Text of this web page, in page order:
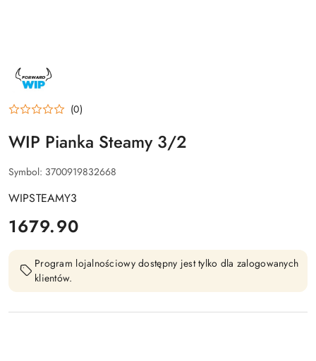
NAZWA
PRODUCENTA:
FORWARD
(0)
WIP Pianka Steamy 3/2
Symbol: 3700919832668
WIPSTEAMY3
cena:
1679.90
Program lojalnościowy dostępny jest tylko dla zalogowanych
klientów.